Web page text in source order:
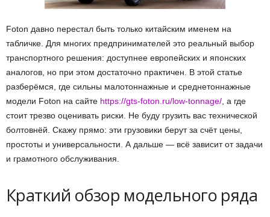
Foton давно перестал быть только китайским именем на
табличке. Для многих предпринимателей это реальный выбор
транспортного решения: доступнее европейских и японских
аналогов, но при этом достаточно практичен. В этой статье
разберёмся, где сильны малотоннажные и среднетоннажные
модели Foton на сайте https://gts-foton.ru/low-tonnage/, а где
стоит трезво оценивать риски. Не буду грузить вас технической
болтовнёй. Скажу прямо: эти грузовики берут за счёт цены,
простоты и универсальности. А дальше — всё зависит от задачи
и грамотного обслуживания.
Краткий обзор модельного ряда